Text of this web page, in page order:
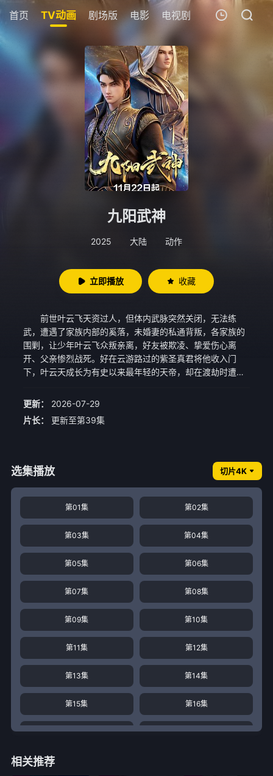
首页 TV动画 剧场版 电影 电视剧 短剧 今日更新
我的观影记录
暂无观看影片的记录
九阳武神
2025 大陆 动作
立即播放 收藏
前世叶云飞天资过人，但体内武脉突然关闭，无法练
武，遭遇了家族内部的奚落，未婚妻的私通背叛，各家族的
围剿，让少年叶云飞众叛亲离，好友被欺凌、挚爱伤心离
开、父亲惨烈战死。好在云游路过的紫圣真君将他收入门
下，叶云天成长为有史以来最年轻的天帝，却在渡劫时遭遇
年时代。 再次遇到旧日的亲人、好友、恋人，面对熟悉
之魂，让前生记忆得以完好保存。内有名位之争，外有家族
年天帝记忆的帮助下，叶云飞的武功进步惊人，在武道世界
之中不断成长，并带领家族、师门快速壮大。 安定时日
园生生不息。 为了追求更高层次的武道之路，叶云飞离
开家乡踏上了新的旅途，终成一代天帝。尝过太多落井下
石、釜底抽薪，这一世必是神挡弑神，佛挡杀佛，横戈跃
马，不负少年。
更新：
2026-07-29
片长：
更新至第39集
选集播放 切片4K
第01集 第02集
第03集 第04集
第05集 第06集
第07集 第08集
第09集 第10集
第11集 第12集
第13集 第14集
第15集 第16集
第17集 第18集
相关推荐